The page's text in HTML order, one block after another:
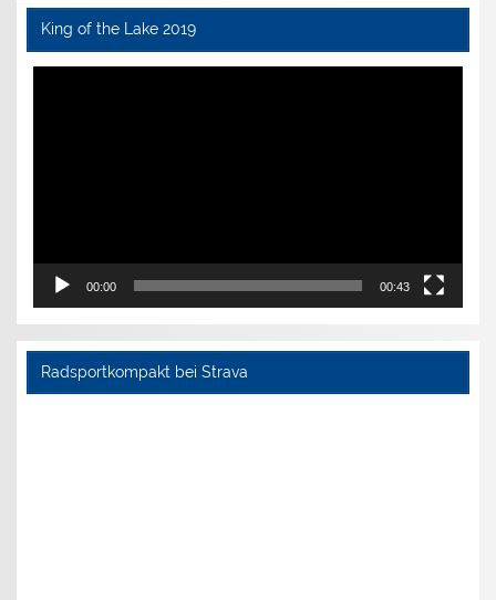
King of the Lake 2019
Video-
00:00 00:43
Radsportkompakt bei Strava